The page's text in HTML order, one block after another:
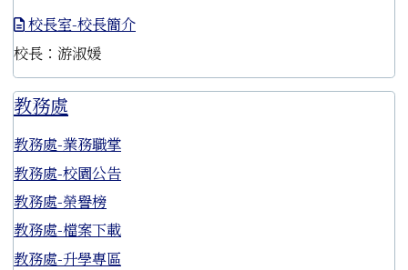
校長室-校長簡介
校長：游淑媛
教務處
教務處-業務職掌
教務處-校園公告
教務處-榮譽榜
教務處-檔案下載
教務處-升學專區